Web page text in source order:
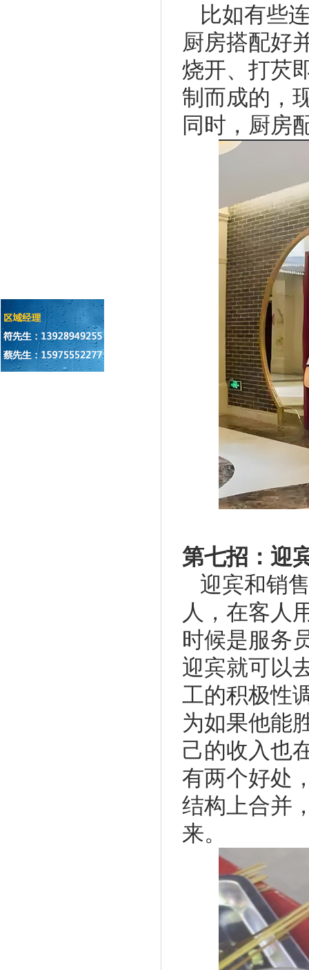
比如有些
厨房搭配好
烧开、打芡
制而成的，
同时，厨房
第七招：迎
迎宾和销
人，在客人
时候是服务
迎宾就可以
工的积极性
为如果他能
己的收入也
有两个好处
结构上合并
来。